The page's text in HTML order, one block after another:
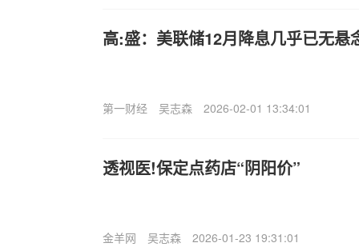
高:盛：美联储12月降息几乎已无悬
第一财经 吴志森 2026-02-01 13:34:01
透视医!保定点药店“阴阳价”
金羊网 吴志森 2026-01-23 19:31:01